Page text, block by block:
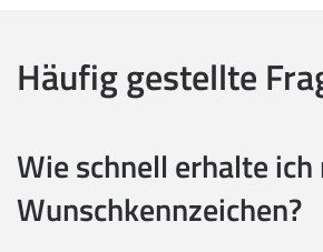
Häufig gestellte
Wie schnell erhalte ich
Wunschkennzeichen?